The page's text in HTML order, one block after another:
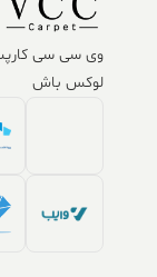
وی سی سی
لوکس باش